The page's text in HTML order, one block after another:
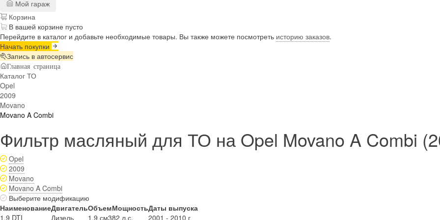
Мой гараж
Корзина
В вашей корзине пусто
Перейдите в каталог и добавьте необходимые товары. Вы также можете посмотреть историю заказов.
Начать покупки
Запись в автосервис
Главная страница
Каталог ТО
Opel
2009
Movano
Movano A Combi
Фильтр масляный для ТО на Opel Movano A Combi
Opel
2009
Movano
Movano A Combi
Выберите модификацию
НаименованиеДвигательОбъемМощностьДаты выпуска
1.9 DTI
Дизель 1.9 см382 л.с. 2001 - 2010 г